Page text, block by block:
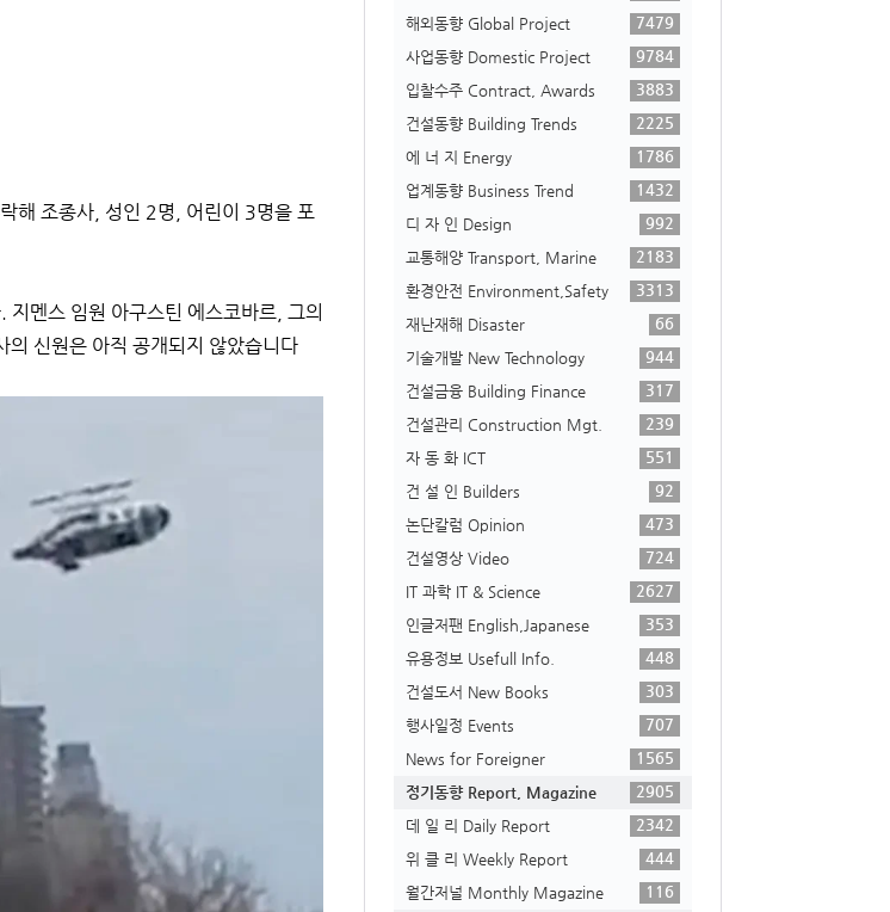
해 조종사, 성인 2명, 어린이 3명을 포
멘스 임원 아구스틴 에스코바르, 그의
의 신원은 아직 공개되지 않았습니다
해외동향 Global Project
7479
사업동향 Domestic Project
9784
입찰수주 Contract, Awards
3883
건설동향 Building Trends
2225
에 너 지 Energy
1786
업계동향 Business Trend
1432
디 자 인 Design
992
교통해양 Transport, Marine
2183
환경안전 Environment,Safety
3313
재난재해 Disaster
66
기술개발 New Technology
944
건설금융 Building Finance
317
건설관리 Construction Mgt.
239
자 동 화 ICT
551
건 설 인 Builders
92
논단칼럼 Opinion
473
건설영상 Video
724
IT 과학 IT & Science
2627
인글저팬 English,Japanese
353
유용정보 Usefull Info.
448
건설도서 New Books
303
행사일정 Events
707
News for Foreigner
1565
정기동향 Report, Magazine
2905
데 일 리 Daily Report
2342
위 클 리 Weekly Report
444
월간저널 Monthly Magazine
116